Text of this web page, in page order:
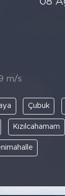
m/s
Çubuk
Kızılcahamam